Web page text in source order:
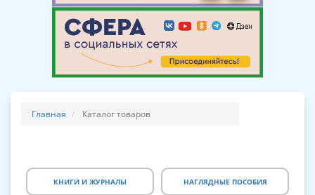
Главная Каталог товаров
КНИГИ И ЖУРНАЛЫ НАГЛЯДНЫЕ ПОСОБИЯ